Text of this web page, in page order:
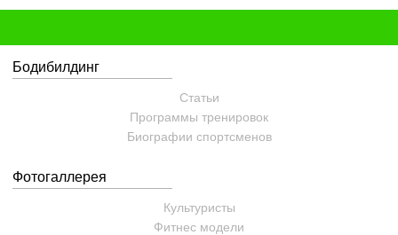
Бодибилдинг
Статьи
Программы тренировок
Биографии спортсменов
Фотогаллерея
Культуристы
Фитнес модели